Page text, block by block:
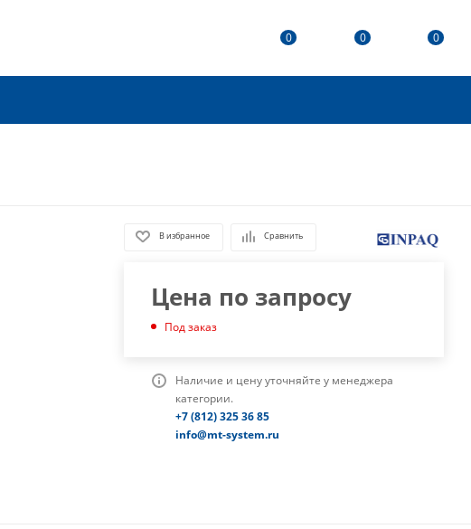
0 0 0
В избранное Сравнить
Цена по запросу
Под заказ
Наличие и цену уточняйте у менеджера
категории.
+7 (812) 325 36 85
info@mt-system.ru